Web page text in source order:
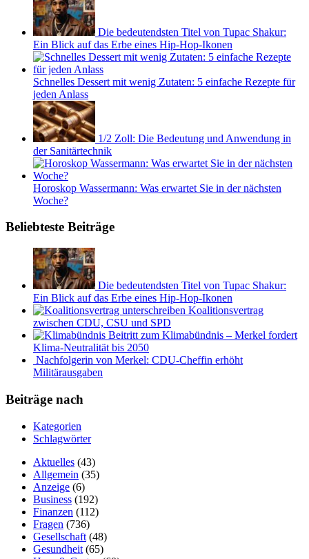
Die bedeutendsten Titel von Tupac Shakur:
Ein Blick auf das Erbe eines Hip-Hop-Ikonen
Schnelles Dessert mit wenig Zutaten: 5 einfache Rezepte für
jeden Anlass
1/2 Zoll: Die Bedeutung und Anwendung in
der Sanitärtechnik
Horoskop Wassermann: Was erwartet Sie in der nächsten
Woche?
Beliebteste Beiträge
Die bedeutendsten Titel von Tupac Shakur:
Ein Blick auf das Erbe eines Hip-Hop-Ikonen
Koalitionsvertrag
zwischen CDU, CSU und SPD
Beitritt zum Klimabündnis – Merkel fordert
Klima-Neutralität bis 2050
Nachfolgerin von Merkel: CDU-Cheffin erhöht
Militärausgaben
Beiträge nach
Kategorien
Schlagwörter
Aktuelles (43)
Allgemein (35)
Anzeige (6)
Business (192)
Finanzen (112)
Fragen (736)
Gesellschaft (48)
Gesundheit (65)